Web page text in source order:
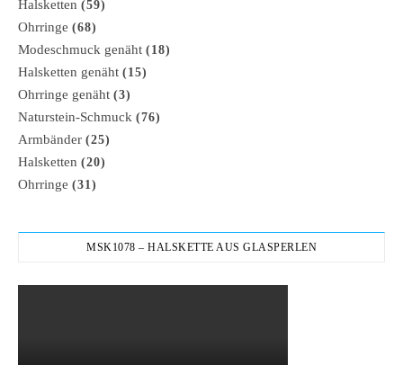
Halsketten (59)
Ohrringe (68)
Modeschmuck genäht (18)
Halsketten genäht (15)
Ohrringe genäht (3)
Naturstein-Schmuck (76)
Armbänder (25)
Halsketten (20)
Ohrringe (31)
MSK1078 – HALSKETTE AUS GLASPERLEN